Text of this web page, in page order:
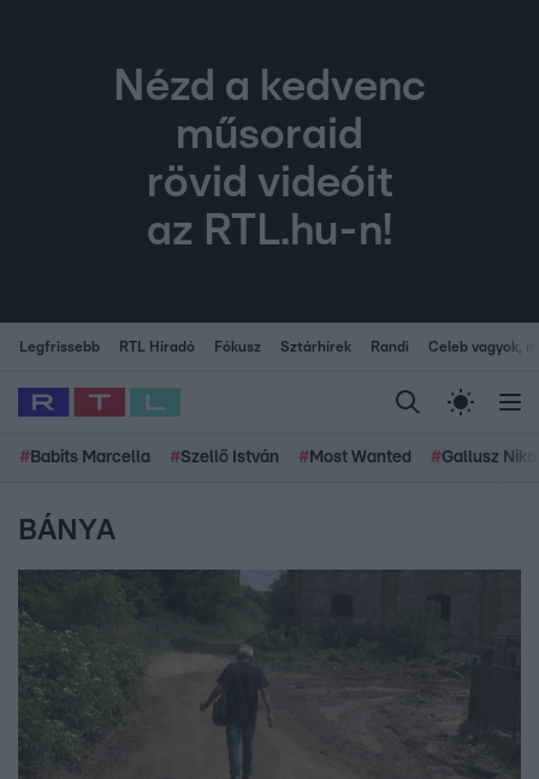
Nézd a kedvenc
műsoraid
rövid videóit
az RTL.hu-n!
Legfrissebb RTL Híradó Fókusz Sztárhírek Randi Celeb vagyok,
# Babits Marcella #Szellő István # Most Wanted #Gallusz
BÁNYA